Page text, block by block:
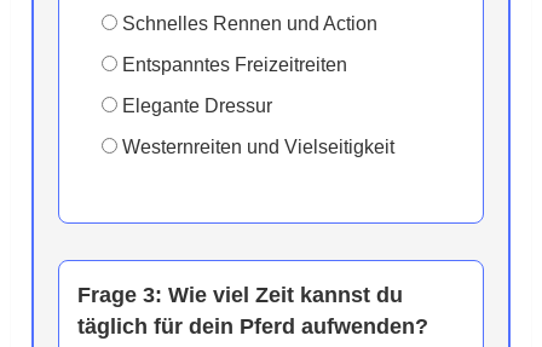
Schnelles Rennen und Action
Entspanntes Freizeitreiten
Elegante Dressur
Westernreiten und Vielseitigkeit
Frage 3: Wie viel Zeit kannst du
täglich für dein Pferd aufwenden?